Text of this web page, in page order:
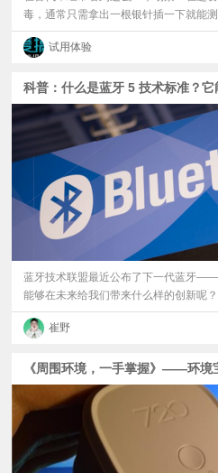
毒，通常只需拿出一根银针插一下就能测
试用体验
科普：什么是蓝牙 5 技术标准？它
蓝牙技术联盟最近公布了下一代蓝牙
能够在未来给我们带来什么样的创新呢？
崔野
《周围环境，一手掌握》——环境